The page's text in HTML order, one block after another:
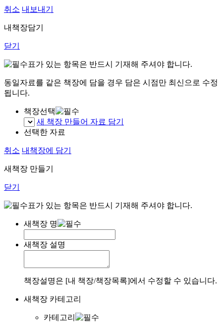
취소 내보내기
내책장담기
닫기
표가 있는 항목은 반드시 기재해 주셔야 합니다.
동일자료를 같은 책장에 담을 경우 담은 시점만 최신으로 수정
됩니다.
책장선택
새 책장 만들어 자료 담기
선택한 자료
취소 내책장에 담기
새책장 만들기
닫기
표가 있는 항목은 반드시 기재해 주셔야 합니다.
새책장 명
새책장 설명
책장설명은 [내 책장/책장목록]에서 수정할 수 있습니다.
새책장 카테고리
카테고리